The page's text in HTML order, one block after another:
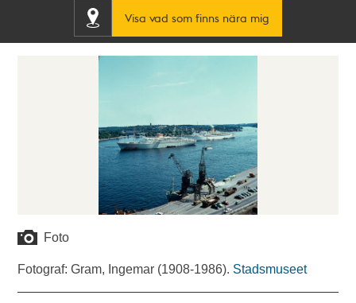
Visa vad som finns nära mig
Foto
Fotograf: Gram, Ingemar (1908-1986). Stadsmuseet